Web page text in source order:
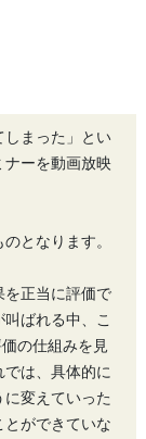
しまった」とい
ナーを動画放映
となります。
を正当に評価で
ばれる中、こ
の仕組みを見
は、具体的に
変えていった
とができていな